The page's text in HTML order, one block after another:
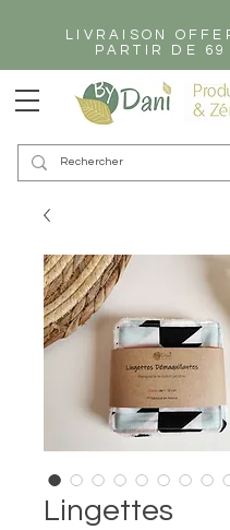
LIVRAISON
PARTIR DE
Lingettes